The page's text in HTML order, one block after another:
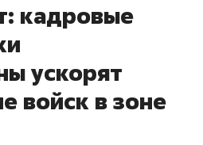
кадровые
ускорят
войск в зоне